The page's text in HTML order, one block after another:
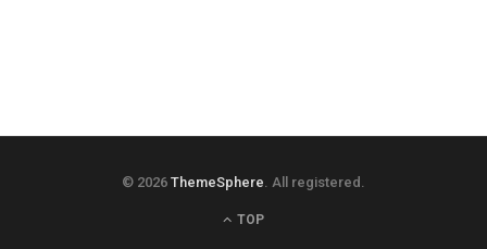
© 2026 ThemeSphere . All registered.
TOP